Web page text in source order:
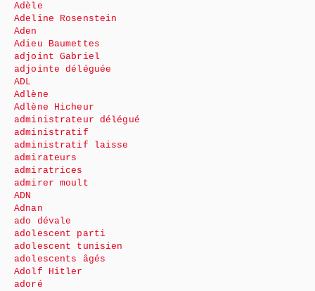
Adèle
Adeline Rosenstein
Aden
Adieu Baumettes
adjoint Gabriel
adjointe déléguée
ADL
Adlène
Adlène Hicheur
administrateur délégué
administratif
administratif laisse
admirateurs
admiratrices
admirer moult
ADN
Adnan
ado dévale
adolescent parti
adolescent tunisien
adolescents âgés
Adolf Hitler
adoré